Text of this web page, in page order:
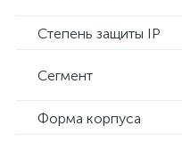
Степень защиты IP
Сегмент
Форма корпуса